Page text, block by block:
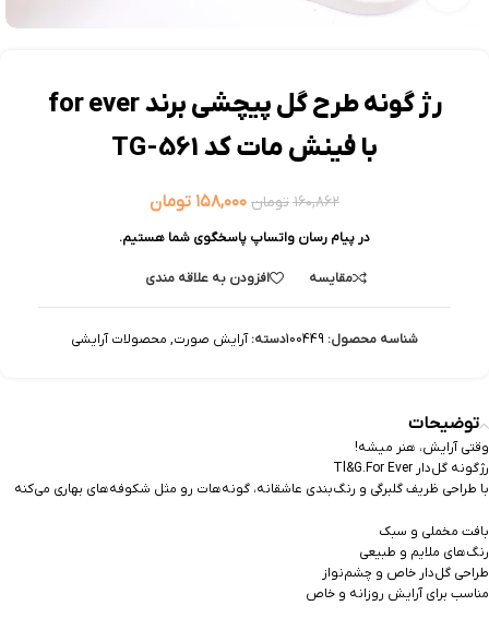
رژ گونه طرح گل پیچشی برند for ever
با فینش مات کد TG-561
۱۶۰,۸۶۲ تومان ۱۵۸,۰۰۰ تومان
در پیام رسان واتساپ پاسخگوی شما هستیم.
مقایسه افزودن به علاقه مندی
شناسه محصول: 100449دسته: آرایش صورت, محصولات آرایشی
توضیحات
وقتی آرایش، هنر میشه!
رژگونه گل‌دار Tl&G.For Ever
با طراحی ظریف گلبرگی و رنگ‌بندی عاشقانه، گونه‌هات رو مثل شکوفه‌های بهاری می‌کنه
بافت مخملی و سبک
رنگ‌های ملایم و طبیعی
طراحی گل‌دار خاص و چشم‌نواز
مناسب برای آرایش روزانه و خاص